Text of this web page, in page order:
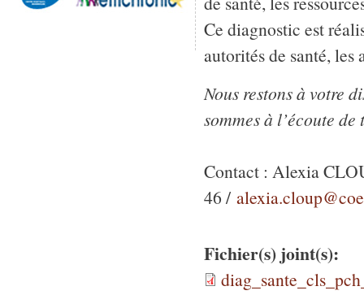
Ce diagnostic est
autorités de santé, les
Nous restons à votre
sommes à l’écoute
Contact : Alexia
46 /
Fichier(s) joint(s):